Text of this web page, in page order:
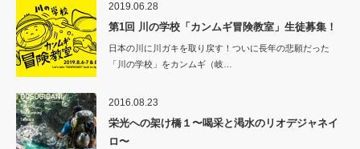
2019.06.28
第1回 川の学校「カンムギ冒険教室」生徒募集！
日本の川に川ガキを取り戻す！ついに長年の悲願だった
「川の学校」をカンムギ（岐…
2016.08.23
栄光への架け橋１〜喝采と渇水のリオデジャネイ
ロ〜